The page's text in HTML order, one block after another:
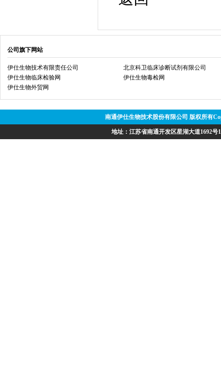
公司旗下网站
伊仕生物技术有限责任公司
北京科卫临床诊断试剂有限公司
伊仕生物临床检验网
伊仕生物毒检网
伊仕生物外贸网
南通伊仕生物技术股份有限公司 版权所有
地址：江苏省南通开发区星湖大道1692号